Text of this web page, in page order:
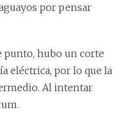
por pensar
punto, hubo un corte
eléctrica, por lo que la
Al intentar